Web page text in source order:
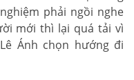
phải ngồi nghe
mới thì lại quá tải vì
Ánh chọn hướng đi